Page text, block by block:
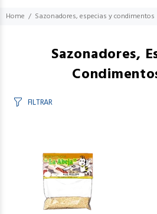
Home Sazonadores, especias y condimentos
Sazonadores,
FILTRAR